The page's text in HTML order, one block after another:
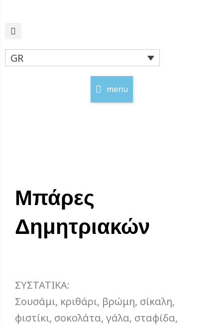
GR
menu
Μπάρες
Δημητριακών
ΣΥΣΤΑΤΙΚΑ:
Σουσάμι, κριθάρι, βρώμη, σίκαλη,
φιστίκι, σοκολάτα, γάλα, σταφίδα,